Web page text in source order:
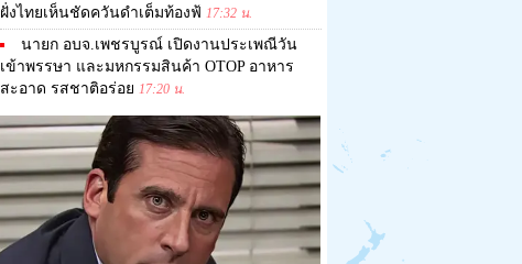
ฝั่งไทยเห็นชัดควันดำเต็มท้องฟ้ 17:32 น.
นายก อบจ.เพชรบูรณ์ เปิดงานประเพณีวัน
เข้าพรรษา และมหกรรมสินค้า OTOP อาหาร
สะอาด รสชาติอร่อย 17:20 น.